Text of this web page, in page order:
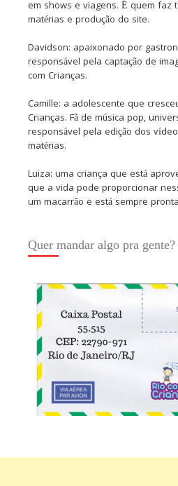
em shows e viagens. É quem faz
matérias e produção do site.
Davidson: apaixonado por
responsável pela captação de
com Crianças.
Camille: a adolescente que
Crianças. Fã de música pop,
responsável pela edição dos
matérias.
Luiza: uma criança que está
que a vida pode proporcionar
um macarrão e está sempre
Quer mandar algo pra gente?